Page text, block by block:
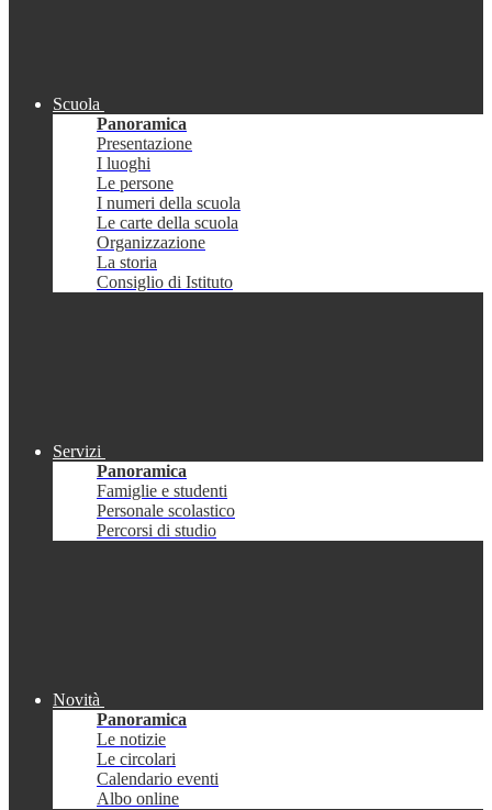
Scuola
Panoramica
Presentazione
I luoghi
Le persone
I numeri della scuola
Le carte della scuola
Organizzazione
La storia
Consiglio di Istituto
Servizi
Panoramica
Famiglie e studenti
Personale scolastico
Percorsi di studio
Novità
Panoramica
Le notizie
Le circolari
Calendario eventi
Albo online